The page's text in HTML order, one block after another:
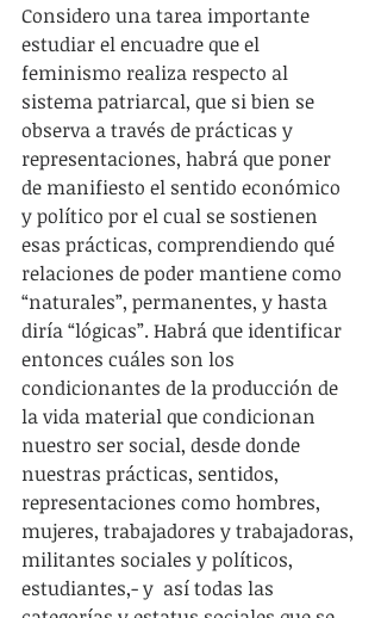
Considero una tarea importante
estudiar el encuadre que el
feminismo realiza respecto al
sistema patriarcal, que si bien se
observa a través de prácticas y
representaciones, habrá que poner
de manifiesto el sentido económico
y político por el cual se sostienen
esas prácticas, comprendiendo qué
relaciones de poder mantiene como
“naturales”, permanentes, y hasta
diría “lógicas”. Habrá que identificar
entonces cuáles son los
condicionantes de la producción de
la vida material que condicionan
nuestro ser social, desde donde
nuestras prácticas, sentidos,
representaciones como hombres,
mujeres, trabajadores y trabajadoras,
militantes sociales y políticos,
estudiantes,- y  así todas las